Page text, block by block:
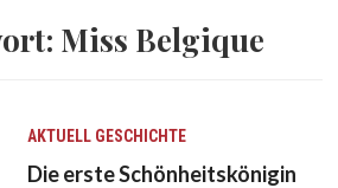
Miss Belgique
AKTUELL GESCHICHTE
Die erste Schönheitskönigin